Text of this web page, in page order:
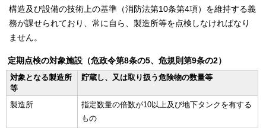
構造及び設備の技術上の基準（消防法第10条第4項）を維持する義
務が課せられており、常に自ら、製造所等を点検しなければなり
ません。
定期点検の対象施設（危政令第8条の5、危規則第9条の2）
対象となる製造所
等
貯蔵し、又は取り扱う危険物の数量等
製造所
指定数量の倍数が10以上及び地下タンクを有する
もの